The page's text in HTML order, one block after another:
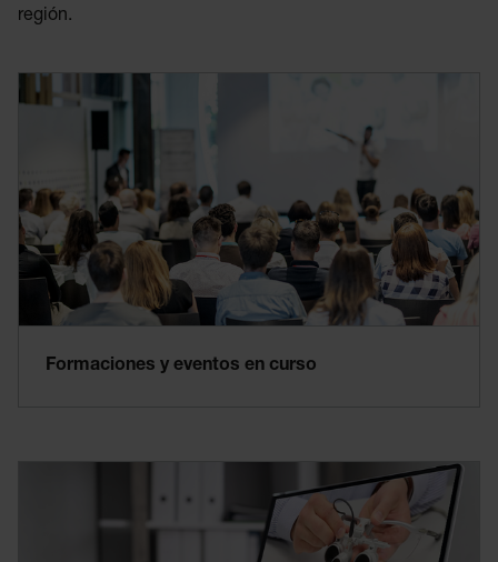
región.
Formaciones y eventos en curso